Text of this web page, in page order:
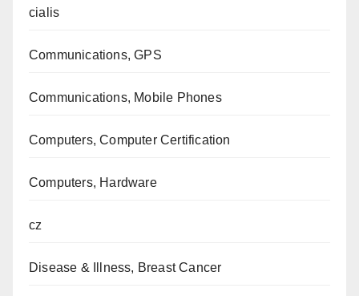
cialis
Communications, GPS
Communications, Mobile Phones
Computers, Computer Certification
Computers, Hardware
cz
Disease & Illness, Breast Cancer